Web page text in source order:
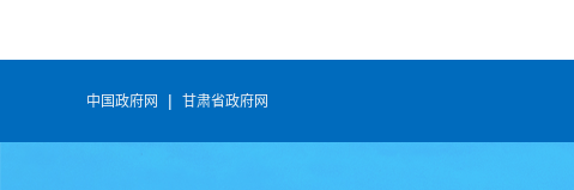
中国政府网 | 甘肃省政府网